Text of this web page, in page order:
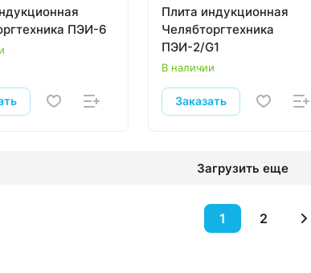
ПЭИ-6
Плита индукционная
Челябторгтехника
ПЭИ-2/G1
В наличии
Заказать
Загрузить еще
1 2